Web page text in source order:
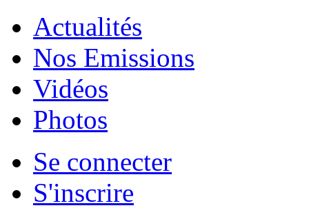
Actualités
Nos Emissions
Vidéos
Photos
Se connecter
S'inscrire